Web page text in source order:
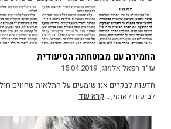
החמירה עם מבוטחתה הסיעודית
עו"ד רפאל אלמוג, 15.04.2019
חדשות לבקרים אנו שומעים על התלאות שחווים
לביטוח לאומי, ...קרא עוד